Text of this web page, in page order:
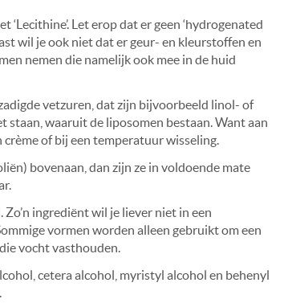
Let erop dat er geen ‘hydrogenated
wil je ook niet dat er geur- en kleurstoffen en
nemen die namelijk ook mee in de huid
vetzuren, dat zijn bijvoorbeeld linol- of
waaruit de liposomen bestaan. Want aan
of bij een temperatuur wisseling.
bovenaan, dan zijn ze in voldoende mate
ingrediënt wil je liever niet in een
vormen worden alleen gebruikt om een
vocht vasthouden.
cetera alcohol, myristyl alcohol en behenyl